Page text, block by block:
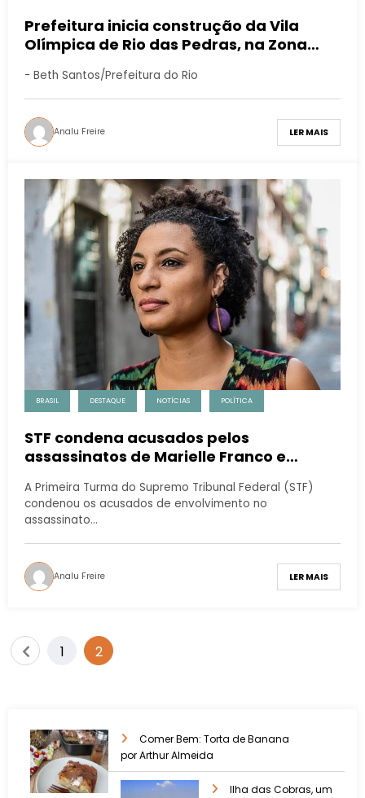
Prefeitura inicia construção da Vila
Olímpica de Rio das Pedras, na Zona
- Beth Santos/Prefeitura do Rio
Analu Freire LER MAIS
BRASIL DESTAQUE NOTÍCIAS POLÍTICA
STF condena acusados pelos
assassinatos de Marielle Franco e
A Primeira Turma do Supremo Tribunal Federal (STF)
condenou os acusados de envolvimento no
assassinato…
Analu Freire LER MAIS
1 2
Comer Bem: Torta de Banana
por Arthur Almeida
Ilha das Cobras, um